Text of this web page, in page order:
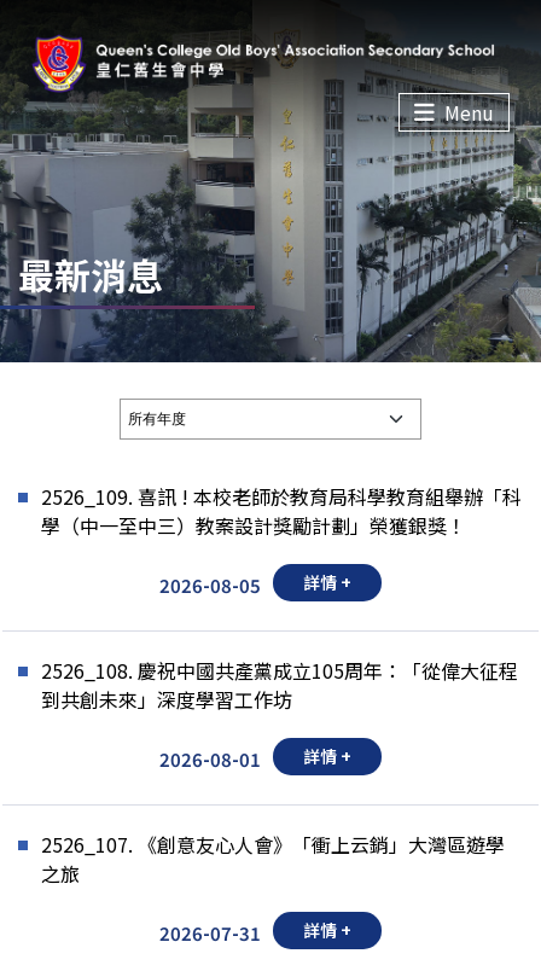
Menu
最新消息
2526_109. 喜訊 ! 本校老師於教育局科學教育組舉辦「科
學（中一至中三）教案設計獎勵計劃」榮獲銀獎！
2026-08-05 詳情 +
2526_108. 慶祝中國共產黨成立105周年：「從偉大征程
到共創未來」深度學習工作坊
2026-08-01 詳情 +
2526_107. 《創意友心人會》「衝上云銷」大灣區遊學
之旅
2026-07-31 詳情 +